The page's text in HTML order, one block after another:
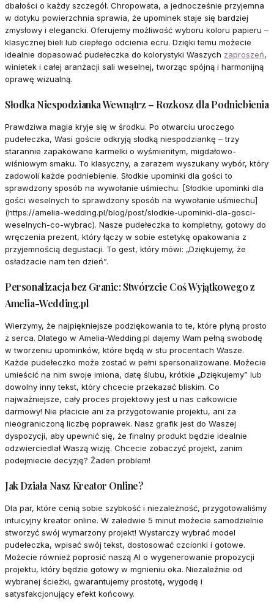
dbałości o każdy szczegół. Chropowata, a jednocześnie przyjemna
w dotyku powierzchnia sprawia, że upominek staje się bardziej
zmysłowy i elegancki. Oferujemy możliwość wyboru koloru papieru –
klasycznej bieli lub ciepłego odcienia ecru. Dzięki temu możecie
idealnie dopasować pudełeczka do kolorystyki Waszych zaproszeń,
winietek i całej aranżacji sali weselnej, tworząc spójną i harmonijną
oprawę wizualną.
Słodka Niespodzianka Wewnątrz – Rozkosz dla Podniebienia
Prawdziwa magia kryje się w środku. Po otwarciu uroczego
pudełeczka, Wasi goście odkryją słodką niespodziankę – trzy
starannie zapakowane karmelki o wyśmienitym, migdałowo-
wiśniowym smaku. To klasyczny, a zarazem wyszukany wybór, który
zadowoli każde podniebienie. Słodkie upominki dla gości to
sprawdzony sposób na wywołanie uśmiechu. [Słodkie upominki dla
gości weselnych to sprawdzony sposób na wywołanie uśmiechu]
(https://amelia-wedding.pl/blog/post/slodkie-upominki-dla-gosci-
weselnych-co-wybrac). Nasze pudełeczka to kompletny, gotowy do
wręczenia prezent, który łączy w sobie estetykę opakowania z
przyjemnością degustacji. To gest, który mówi: „Dziękujemy, że
osładzacie nam ten dzień”.
Personalizacja bez Granic: Stwórzcie Coś Wyjątkowego z
Amelia-Wedding.pl
Wierzymy, że najpiękniejsze podziękowania to te, które płyną prosto
z serca. Dlatego w Amelia-Wedding.pl dajemy Wam pełną swobodę
w tworzeniu upominków, które będą w stu procentach Wasze.
Każde pudełeczko może zostać w pełni spersonalizowane. Możecie
umieścić na nim swoje imiona, datę ślubu, krótkie „Dziękujemy” lub
dowolny inny tekst, który chcecie przekazać bliskim. Co
najważniejsze, cały proces projektowy jest u nas całkowicie
darmowy! Nie płacicie ani za przygotowanie projektu, ani za
nieograniczoną liczbę poprawek. Nasz grafik jest do Waszej
dyspozycji, aby upewnić się, że finalny produkt będzie idealnie
odzwierciedlał Waszą wizję. Chcecie zobaczyć projekt, zanim
podejmiecie decyzję? Żaden problem!
Jak Działa Nasz Kreator Online?
Dla par, które cenią sobie szybkość i niezależność, przygotowaliśmy
intuicyjny kreator online. W zaledwie 5 minut możecie samodzielnie
stworzyć swój wymarzony projekt! Wystarczy wybrać model
pudełeczka, wpisać swój tekst, dostosować czcionki i gotowe.
Możecie również poprosić naszą AI o wygenerowanie propozycji
projektu, który będzie gotowy w mgnieniu oka. Niezależnie od
wybranej ścieżki, gwarantujemy prostotę, wygodę i
satysfakcjonujący efekt końcowy.